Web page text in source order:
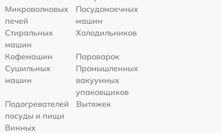
Микроволновых
печей
Посудомоечных
машин
Стиральных
машин
Холодильников
Кофемашин
Пароварок
Сушильных
машин
Промышленных
вакуумных
упаковщиков
Подогревателей
посуды и пищи
Вытяжек
Винных